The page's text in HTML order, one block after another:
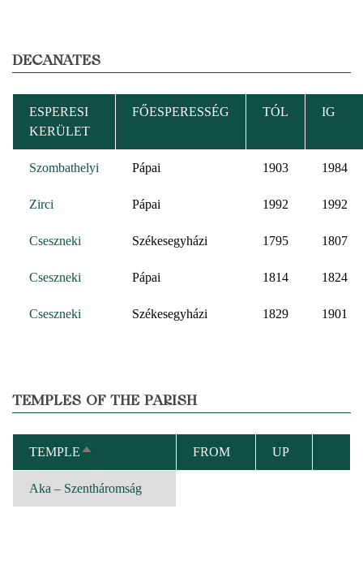
DECANATES
ESPERESI
KERÜLET
FŐESPERESSÉG TÓL IG
Szombathelyi Pápai 1903 1984
Zirci Pápai 1992 1992
Cseszneki Székesegyházi 1795 1807
Cseszneki Pápai 1814 1824
Cseszneki Székesegyházi 1829 1901
TEMPLES OF THE PARISH
TEMPLESORT
DESCENDING
FROM UP
Aka – Szentháromság